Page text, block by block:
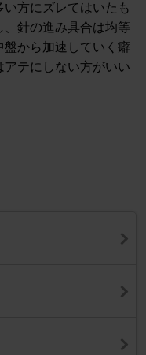
方にズレてはいたも
針の進み具合は均等
から加速していく癖
テにしない方がいい